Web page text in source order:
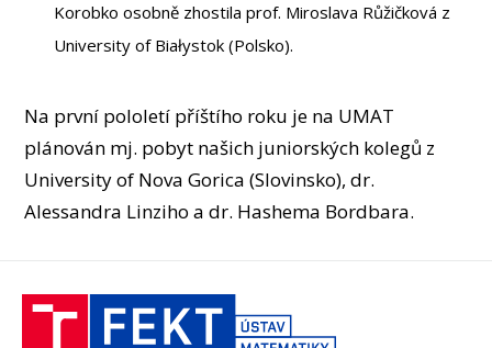
Korobko osobně zhostila prof. Miroslava Růžičková z
University of Białystok (Polsko).
Na první pololetí příštího roku je na UMAT
plánován mj. pobyt našich juniorských kolegů z
University of Nova Gorica (Slovinsko), dr.
Alessandra Linziho a dr. Hashema Bordbara.